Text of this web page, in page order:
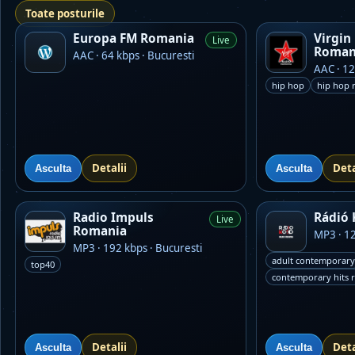
Toate posturile
Europa FM Romania
AAC · 64 kbps · Bucuresti
Live
Asculta Detalii
Virgin
AAC ·
hip hop hip hop
Asculta
Radio Impuls
Romania
MP3 · 192 kbps · Bucuresti
Live
top40
Asculta Detalii
Rádió
MP3 ·
adult contemporary
contemporary hits
Asculta